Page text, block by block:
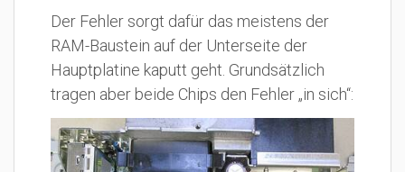
Der Fehler sorgt dafür das meistens der
RAM-Baustein auf der Unterseite der
Hauptplatine kaputt geht. Grundsätzlich
tragen aber beide Chips den Fehler „in sich“: